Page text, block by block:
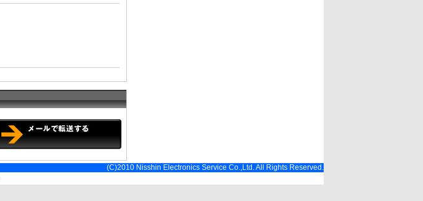
(C)2010 Nisshin Electronics Service Co.,Ltd. All Rights Reserved.